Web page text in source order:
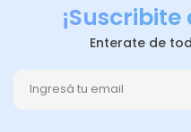
Enterate de